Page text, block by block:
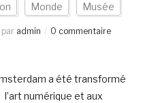
Monde Musée
par admin 0 commentaire
a été transformé
numérique et aux